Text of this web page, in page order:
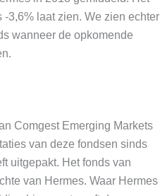
3,6% laat zien. We zien echter
wanneer de opkomende
Comgest Emerging Markets
van deze fondsen sinds
uitgepakt. Het fonds van
van Hermes. Waar Hermes